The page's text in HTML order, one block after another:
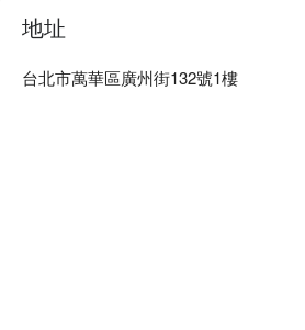
天涯海腳足體養生會館優惠立刻查看⬇︎
地址
台北市萬華區廣州街132號1樓